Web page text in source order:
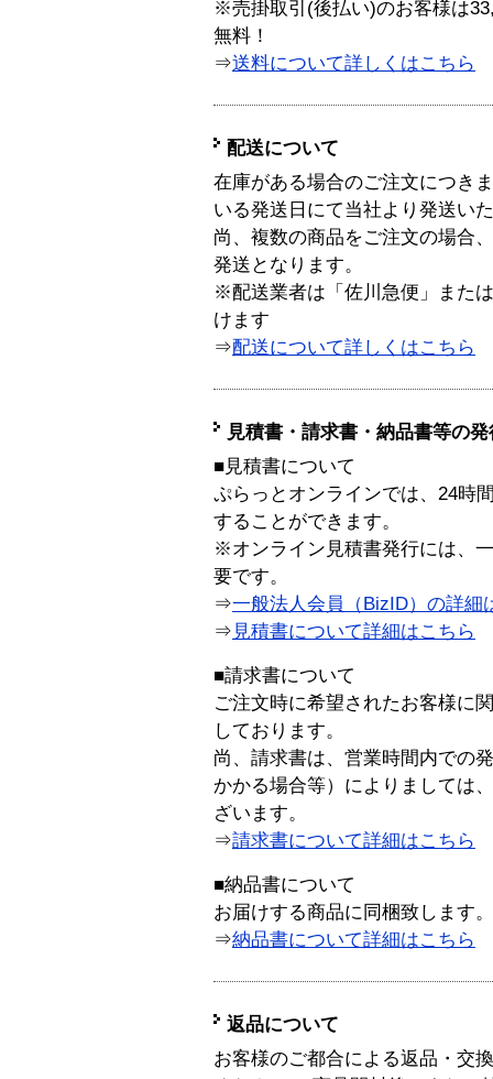
※売掛取引(後払い)のお客様は
無料！
⇒送料について詳しくはこちら
配送について
在庫がある場合のご注文につき
いる発送日にて当社より発送い
尚、複数の商品をご注文の場合
発送となります。
※配送業者は「佐川急便」また
けます
⇒配送について詳しくはこちら
見積書・請求書・納品書等の
■見積書について
ぷらっとオンラインでは、24時
することができます。
※オンライン見積書発行には、
要です。
⇒一般法人会員（BizID）の詳細
⇒ 見積書について詳細はこちら
■請求書について
ご注文時に希望されたお客様に
しております。
尚、請求書は、営業時間内での
かかる場合等）によりましては
ざいます。
⇒請求書について詳細はこちら
■納品書について
お届けする商品に同梱致します。
⇒納品書について詳細はこちら
返品について
お客様のご都合による返品・交